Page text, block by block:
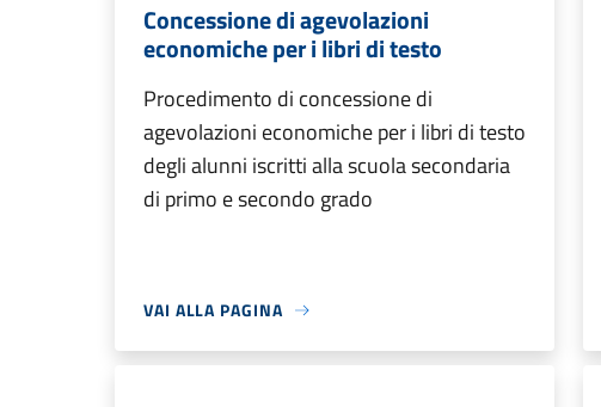
Concessione di agevolazioni
economiche per i libri di testo
Procedimento di concessione di
agevolazioni economiche per i libri di testo
degli alunni iscritti alla scuola secondaria
di primo e secondo grado
VAI ALLA PAGINA